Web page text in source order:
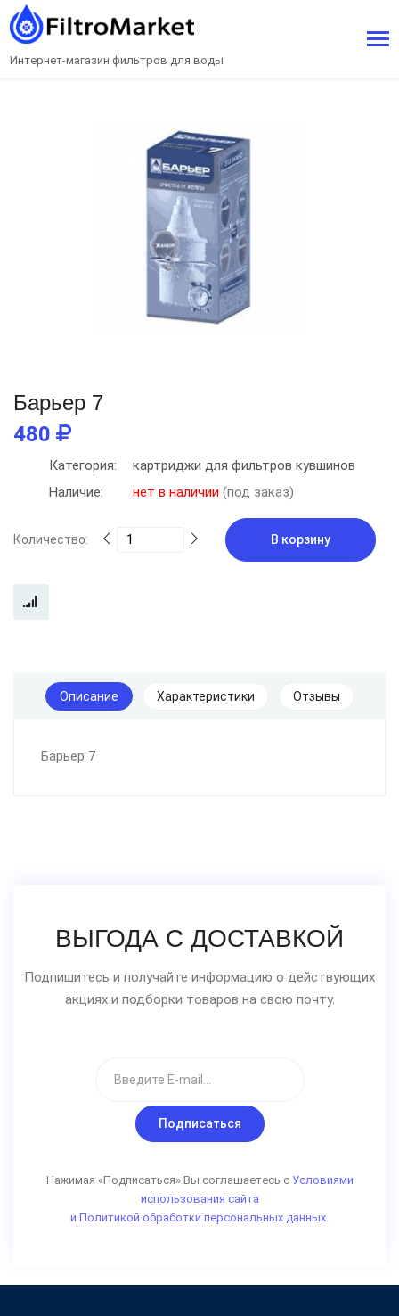
Интернет-магазин фильтров для воды
Барьер 7
480
Категория:
картриджи для фильтров кувшинов
Наличие:
нет в наличии (под заказ)
Количество: В корзину
Описание Характеристики Отзывы
Барьер 7
ВЫГОДА С ДОСТАВКОЙ
Подпишитесь и получайте информацию о действующих
акциях и подборки товаров на свою почту.
Подписаться
Нажимая «Подписаться» Вы соглашаетесь с Условиями
использования сайта
и Политикой обработки персональных данных.